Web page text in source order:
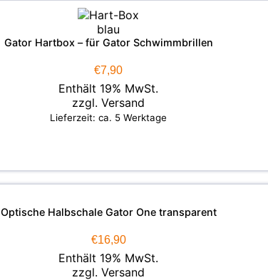
Gator Hartbox – für Gator Schwimmbrillen
€7,90
Enthält 19% MwSt.
zzgl. Versand
Lieferzeit: ca. 5 Werktage
Optische Halbschale Gator One transparent
€16,90
Enthält 19% MwSt.
zzgl. Versand